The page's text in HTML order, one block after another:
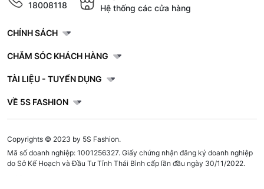
18008118 Hệ thống các cửa hàng
CHÍNH SÁCH
CHĂM SÓC KHÁCH HÀNG
TÀI LIỆU - TUYỂN DỤNG
VỀ 5S FASHION
Copyrights © 2023 by 5S Fashion.
Mã số doanh nghiệp: 1001256327. Giấy chứng nhận đăng ký doanh nghiệp
do Sở Kế Hoạch và Đầu Tư Tỉnh Thái Bình cấp lần đầu ngày 30/11/2022.